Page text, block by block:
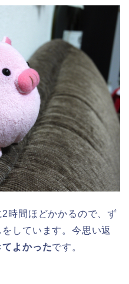
時間ほどかかるので、ず
しています。今思い返
よかったです。